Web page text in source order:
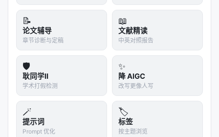
实验与评估范式
实验与评估部分（若原文为综述则为覆盖的基准与趋
势 ）通常包括：
数据集
：MS MARCO、BEIR、Natural
Questions、领域专有语料、推荐公开集等；
指标：nDCG@10、MRR、Recall@k、Hit@k、人
类偏好、任务成功率、延迟与 token 成本；
对比基线
：BM25、稠密检索、交叉编码器重排、
无检索 LLM、商业搜索 API；
📝
论文辅导
章节诊断与定稿
📖
文献精读
中英对照报告
🛡️
耿同学II
学术打假检测
✨
降 AIGC
改写更像人写
🪄
提示词
Prompt 优化
🏷️
标签
按主题浏览